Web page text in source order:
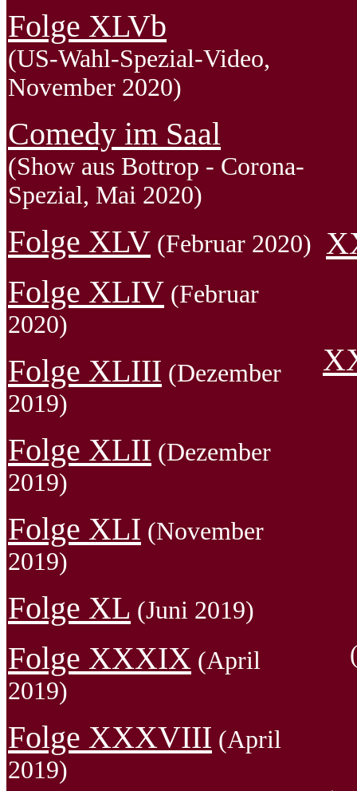
Folge XLVb
(US-Wahl-Spezial-Video,
November 2020)
Comedy im Saal
(Show aus Bottrop - Corona-
Spezial, Mai 2020)
Folge XLV (Februar 2020)
Folge XLIV (Februar
2020)
Folge XLIII (Dezember
2019)
Folge XLII (Dezember
2019)
Folge XLI (November
2019)
Folge XL (Juni 2019)
Folge XXXIX (April
2019)
Folge XXXVIII (April
2019)